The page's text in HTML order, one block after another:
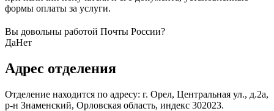
формы оплаты за услуги.
Вы довольны работой Почты России?
ДаНет
Адрес отделения
Отделение находится по адресу: г. Орел, Центральная ул., д.2а,
р-н Знаменский, Орловская область, индекс 302023.